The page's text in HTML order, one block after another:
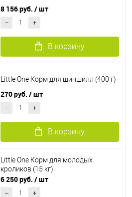
8 156 руб. / шт
В корзину
Little One Корм для шиншилл (400 г)
270 руб. / шт
В корзину
Little One Корм для молодых
кроликов (15 кг)
6 250 руб. / шт